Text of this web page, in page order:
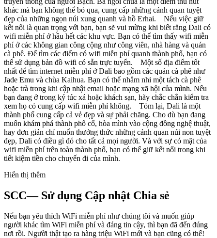
khác mà bạn không thể bỏ qua, cung cấp những cảnh quan tuyệt
đẹp của những ngọn núi xung quanh và hồ Erhai. Nếu việc giữ
kết nối là quan trọng với bạn, bạn sẽ vui mừng khi biết rằng Dali có
wifi miễn phí ở hầu hết các khu vực. Bạn có thể tìm thấy wifi miễn
phí ở các không gian công cộng như công viên, nhà hàng và quán
cà phê. Để tìm các điểm có wifi miễn phí quanh thành phố, bạn có
thể sử dụng bản đồ wifi có sẵn trực tuyến. Một số địa điểm tốt
nhất để tìm internet miễn phí ở Dali bao gồm các quán cà phê như
Jade Emu và chùa Kaihua. Bạn có thể nhâm nhi một tách cà phê
hoặc trà trong khi cập nhật email hoặc mạng xã hội của mình. Nếu
bạn đang ở trong ký túc xá hoặc khách sạn, hãy chắc chắn kiểm tra
xem họ có cung cấp wifi miễn phí không. Tóm lại, Dali là một
thành phố cung cấp cả vẻ đẹp và sự phải chăng. Cho dù bạn đang
muốn khám phá thành phố cổ, hòa mình vào cộng đồng nghệ thuật,
hay đơn giản chỉ muốn thưởng thức những cảnh quan núi non tuyệt
đẹp, Dali có điều gì đó cho tất cả mọi người. Và với sự có mặt của
wifi miễn phí trên toàn thành phố, bạn có thể giữ kết nối trong khi
tiết kiệm tiền cho chuyến đi của mình.
Hiển thị thêm
SCC— Sử dụng Cập nhật Chia sẻ
Nếu bạn yêu thích WiFi miễn phí như chúng tôi và muốn giúp
người khác tìm WiFi miễn phí và đáng tin cậy, thì bạn đã đến đúng
nơi rồi. Người thật tạo ra hàng triệu WiFi mới và bạn cũng có thể!